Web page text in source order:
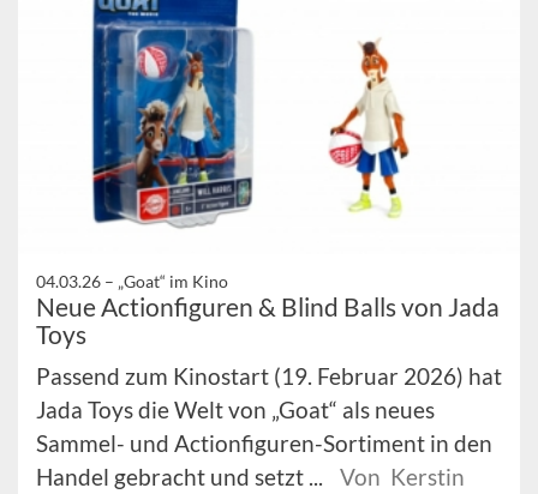
04.03.26 – „Goat“ im Kino
Neue Actionfiguren & Blind Balls von Jada
Toys
Passend zum Kinostart (19. Februar 2026) hat
Jada Toys die Welt von „Goat“ als neues
Sammel- und Actionfiguren-Sortiment in den
Handel gebracht und setzt ...
Von Kerstin